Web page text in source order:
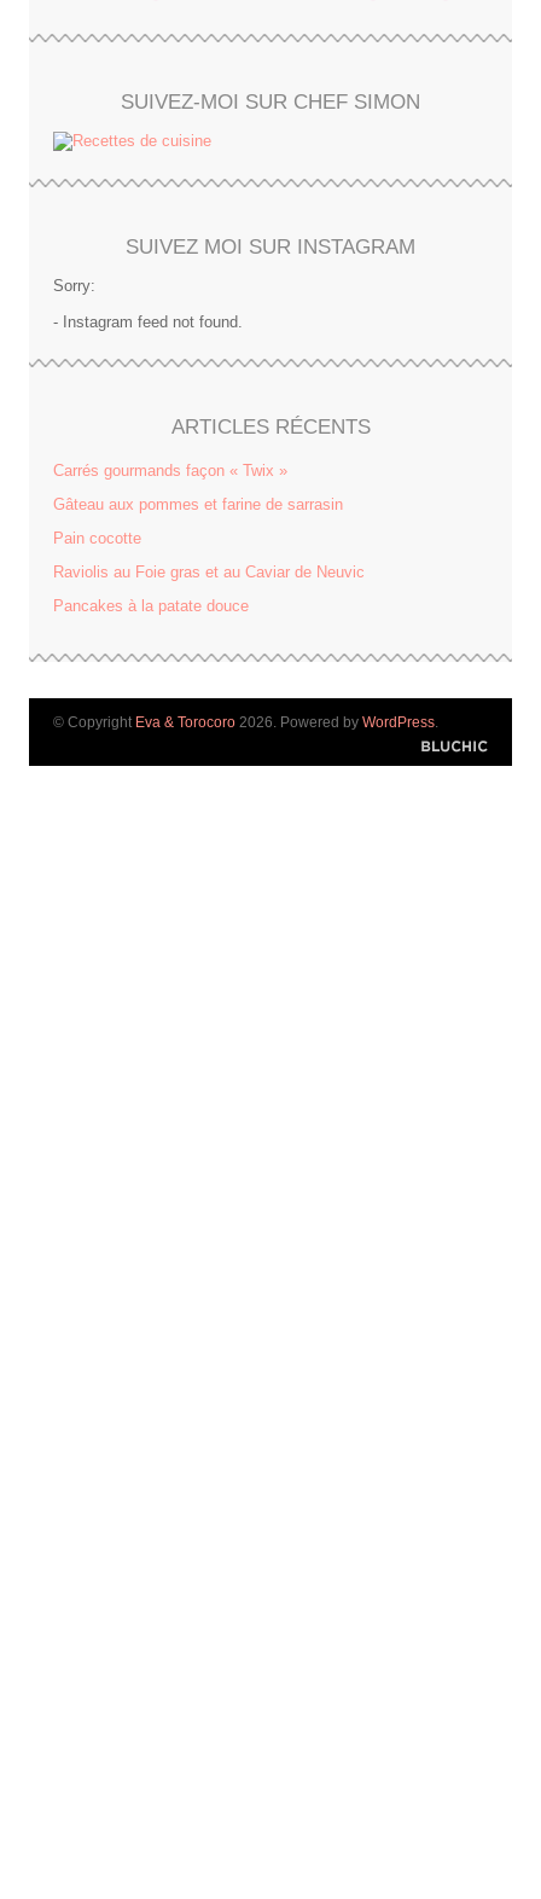
SUIVEZ-MOI SUR CHEF SIMON
SUIVEZ MOI SUR INSTAGRAM
Sorry:
- Instagram feed not found.
ARTICLES RÉCENTS
Carrés gourmands façon « Twix »
Gâteau aux pommes et farine de sarrasin
Pain cocotte
Raviolis au Foie gras et au Caviar de Neuvic
Pancakes à la patate douce
© Copyright Eva & Torocoro 2026. Powered by WordPress